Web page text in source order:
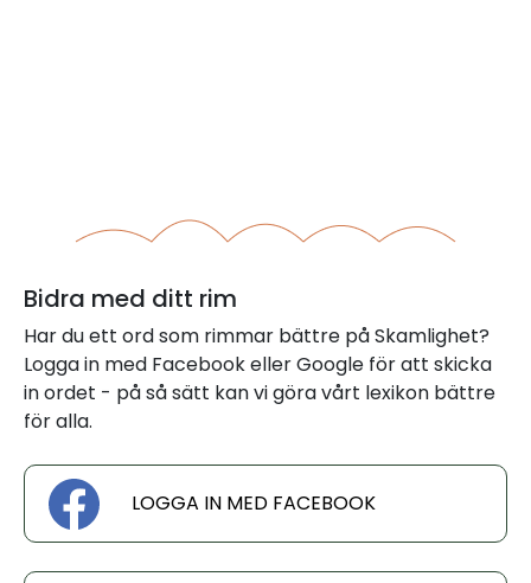
Bidra med ditt rim
Har du ett ord som rimmar bättre på Skamlighet?
Logga in med Facebook eller Google för att skicka
in ordet - på så sätt kan vi göra vårt lexikon bättre
för alla.
LOGGA IN MED FACEBOOK